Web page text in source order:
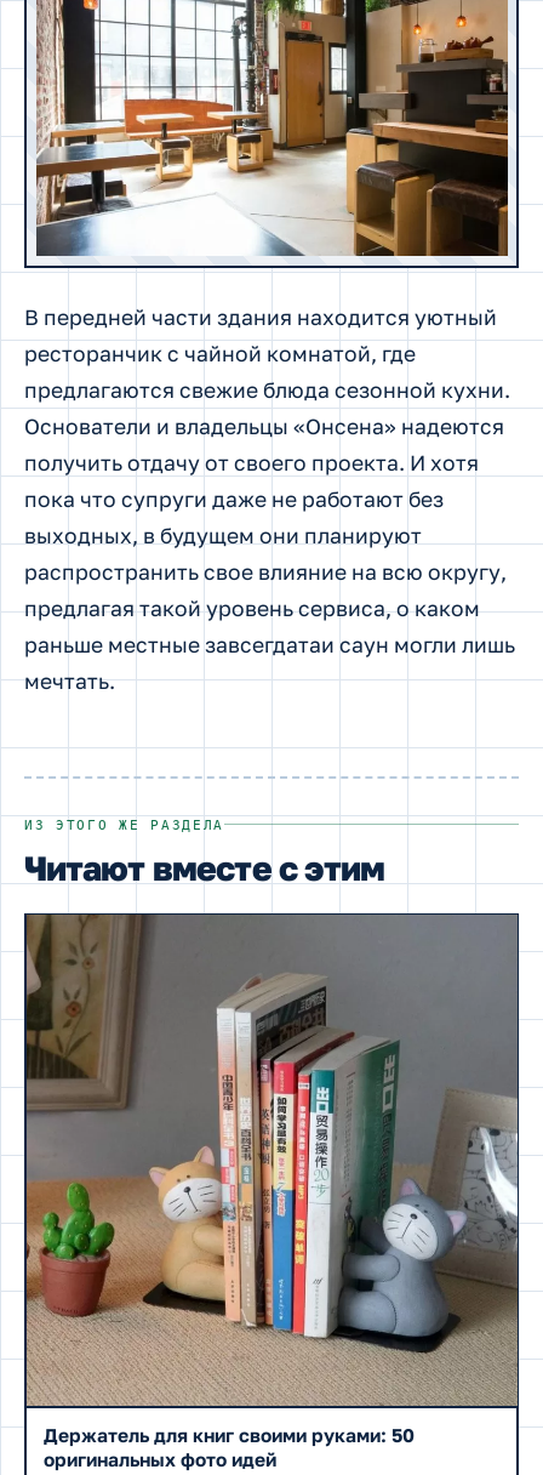
В передней части здания находится уютный
ресторанчик с чайной комнатой, где
предлагаются свежие блюда сезонной кухни.
Основатели и владельцы «Онсена» надеются
получить отдачу от своего проекта. И хотя
пока что супруги даже не работают без
выходных, в будущем они планируют
распространить свое влияние на всю округу,
предлагая такой уровень сервиса, о каком
раньше местные завсегдатаи саун могли лишь
мечтать.
ИЗ ЭТОГО ЖЕ РАЗДЕЛА
Читают вместе с этим
Держатель для книг своими руками: 50
оригинальных фото идей